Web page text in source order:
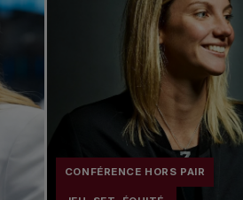
CONFÉRENCE HORS PAIR